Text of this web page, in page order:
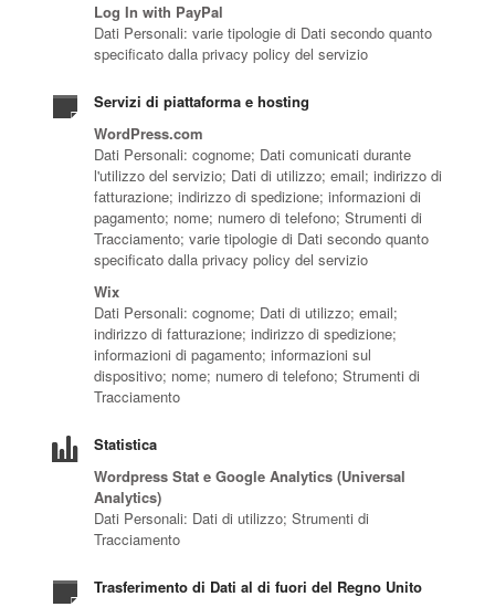
Log In with PayPal
Dati Personali: varie tipologie di Dati secondo quanto
specificato dalla privacy policy del servizio
Servizi di piattaforma e hosting
WordPress.com
Dati Personali: cognome; Dati comunicati durante
l'utilizzo del servizio; Dati di utilizzo; email; indirizzo di
fatturazione; indirizzo di spedizione; informazioni di
pagamento; nome; numero di telefono; Strumenti di
Tracciamento; varie tipologie di Dati secondo quanto
specificato dalla privacy policy del servizio
Wix
Dati Personali: cognome; Dati di utilizzo; email;
indirizzo di fatturazione; indirizzo di spedizione;
informazioni di pagamento; informazioni sul
dispositivo; nome; numero di telefono; Strumenti di
Tracciamento
Statistica
Wordpress Stat e Google Analytics (Universal
Analytics)
Dati Personali: Dati di utilizzo; Strumenti di
Tracciamento
Trasferimento di Dati al di fuori del Regno Unito